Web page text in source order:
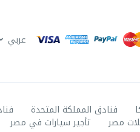
عربي
فنادق المملكة المتحدة
مصر تأجير سيارات في مصر